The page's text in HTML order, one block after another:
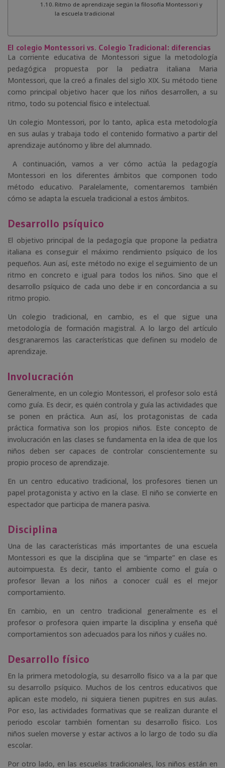
Ritmo de aprendizaje según la filosofía Montessori y
la escuela tradicional
El colegio Montessori vs. Colegio Tradicional: diferencias
La corriente educativa de Montessori sigue la metodología
pedagógica propuesta por la pediatra italiana Maria
Montessori, que la creó a finales del siglo XIX. Su método tiene
como principal objetivo hacer que los niños desarrollen, a su
ritmo, todo su potencial físico e intelectual.
Un colegio Montessori, por lo tanto, aplica esta metodología
en sus aulas y trabaja todo el contenido formativo a partir del
aprendizaje autónomo y libre del alumnado.
A continuación, vamos a ver cómo actúa la pedagogía
Montessori en los diferentes ámbitos que componen todo
método educativo. Paralelamente, comentaremos también
cómo se adapta la escuela tradicional a estos ámbitos.
Desarrollo psíquico
El objetivo principal de la pedagogía que propone la pediatra
italiana es conseguir el máximo rendimiento psíquico de los
pequeños. Aun así, este método no exige el seguimiento de un
ritmo en concreto e igual para todos los niños. Sino que el
desarrollo psíquico de cada uno debe ir en concordancia a su
ritmo propio.
Un colegio tradicional, en cambio, es el que sigue una
metodología de formación magistral. A lo largo del artículo
desgranaremos las características que definen su modelo de
aprendizaje.
Involucración
Generalmente, en un colegio Montessori, el profesor solo está
como guía. Es decir, es quién controla y guía las actividades que
se ponen en práctica. Aun así, los protagonistas de cada
práctica formativa son los propios niños. Este concepto de
involucración en las clases se fundamenta en la idea de que los
niños deben ser capaces de controlar conscientemente su
propio proceso de aprendizaje.
En un centro educativo tradicional, los profesores tienen un
papel protagonista y activo en la clase. El niño se convierte en
espectador que participa de manera pasiva.
Disciplina
Una de las características más importantes de una escuela
Montessori es que la disciplina que se “imparte” en clase es
autoimpuesta. Es decir, tanto el ambiente como el guía o
profesor llevan a los niños a conocer cuál es el mejor
comportamiento.
En cambio, en un centro tradicional generalmente es el
profesor o profesora quien imparte la disciplina y enseña qué
comportamientos son adecuados para los niños y cuáles no.
Desarrollo físico
En la primera metodología, su desarrollo físico va a la par que
su desarrollo psíquico. Muchos de los centros educativos que
aplican este modelo, ni siquiera tienen pupitres en sus aulas.
Por eso, las actividades formativas que se realizan durante el
periodo escolar también fomentan su desarrollo físico. Los
niños suelen moverse y estar activos a lo largo de todo su día
escolar.
Por otro lado, en las escuelas tradicionales, los niños están en